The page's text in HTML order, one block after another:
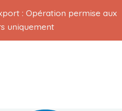
: Opération permise aux
uniquement